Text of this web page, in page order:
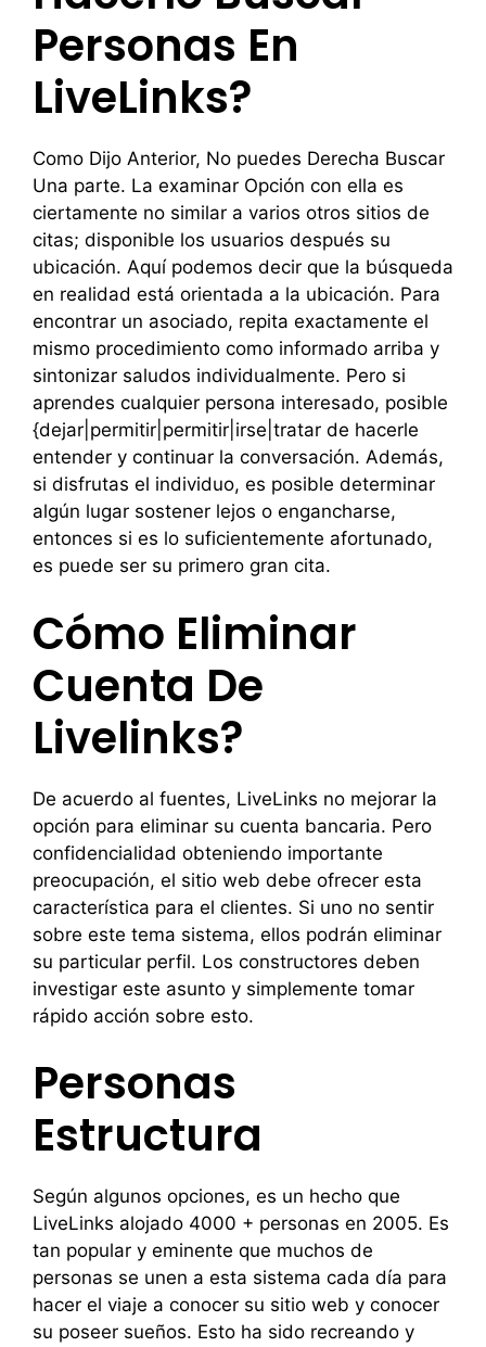
Personas En
LiveLinks?
Como Dijo Anterior, No puedes Derecha Buscar
Una parte. La examinar Opción con ella es
ciertamente no similar a varios otros sitios de
citas; disponible los usuarios después su
ubicación. Aquí podemos decir que la búsqueda
en realidad está orientada a la ubicación. Para
encontrar un asociado, repita exactamente el
mismo procedimiento como informado arriba y
sintonizar saludos individualmente. Pero si
aprendes cualquier persona interesado, posible
{dejar|permitir|permitir|irse|tratar de hacerle
entender y continuar la conversación. Además,
si disfrutas el individuo, es posible determinar
algún lugar sostener lejos o engancharse,
entonces si es lo suficientemente afortunado,
es puede ser su primero gran cita.
Cómo Eliminar
Cuenta De
Livelinks?
De acuerdo al fuentes, LiveLinks no mejorar la
opción para eliminar su cuenta bancaria. Pero
confidencialidad obteniendo importante
preocupación, el sitio web debe ofrecer esta
característica para el clientes. Si uno no sentir
sobre este tema sistema, ellos podrán eliminar
su particular perfil. Los constructores deben
investigar este asunto y simplemente tomar
rápido acción sobre esto.
Personas
Estructura
Según algunos opciones, es un hecho que
LiveLinks alojado 4000 + personas en 2005. Es
tan popular y eminente que muchos de
personas se unen a esta sistema cada día para
hacer el viaje a conocer su sitio web y conocer
su poseer sueños. Esto ha sido recreando y